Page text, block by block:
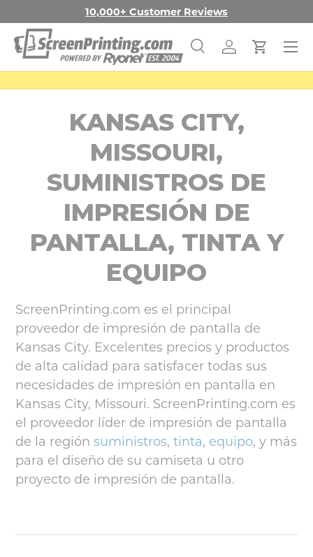
IR AL CONTENIDO
10,000+ Customer Reviews
Buscar
BuscarIniciar sesión
Carrito
Menú
KANSAS CITY,
MISSOURI,
SUMINISTROS DE
IMPRESIÓN DE
PANTALLA, TINTA Y
EQUIPO
ScreenPrinting.com es el principal
proveedor de impresión de pantalla de
Kansas City. Excelentes precios y productos
de alta calidad para satisfacer todas sus
necesidades de impresión en pantalla en
Kansas City, Missouri. ScreenPrinting.com es
el proveedor líder de impresión de pantalla
de la regiónsuministros,tinta, equipo, y más
para el diseño de su camiseta u otro
proyecto de impresión de pantalla.